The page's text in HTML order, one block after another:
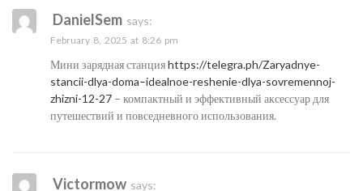
DanielSem says:
February 8, 2025 at 8:26 pm
Мини зарядная станцияhttps://telegra.ph/Zaryadnye-
stancii-dlya-doma–idealnoe-reshenie-dlya-sovremennoj-
zhizni-12-27 – компактный и эффективный аксессуар для
путешествий и повседневного использования.
Victormow says: